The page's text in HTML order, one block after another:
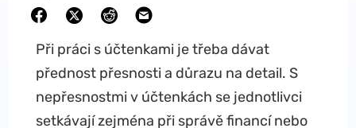
Při práci s účtenkami je třeba dávat
přednost přesnosti a důrazu na detail. S
nepřesnostmi v účtenkách se jednotlivci
setkávají zejména při správě financí nebo